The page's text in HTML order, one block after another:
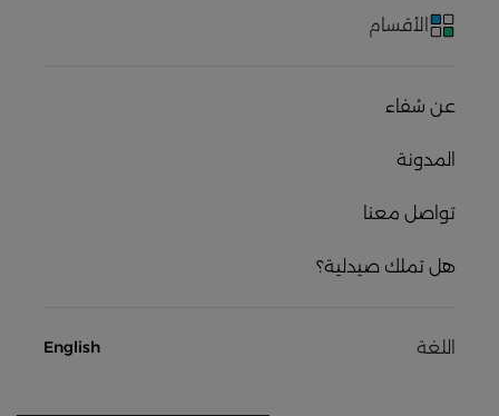
الأقسام
عن شفاء
المدونة
تواصل معنا
هل تملك صيدلية؟
اللغة English